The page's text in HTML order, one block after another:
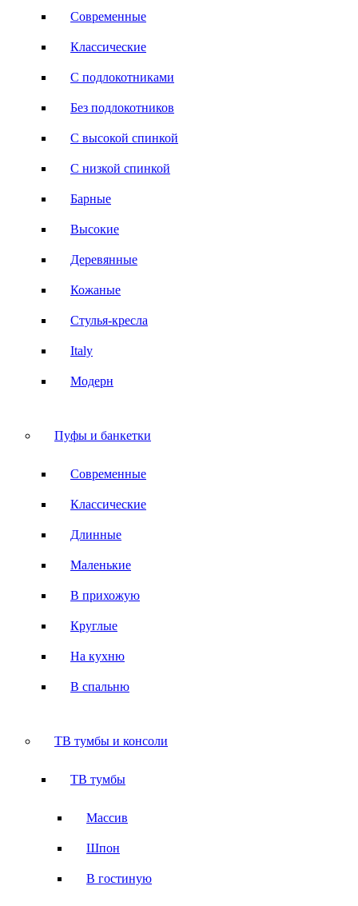
Современные
Классические
С подлокотниками
Без подлокотников
С высокой спинкой
С низкой спинкой
Барные
Высокие
Деревянные
Кожаные
Стулья-кресла
Italy
Модерн
Пуфы и банкетки
Современные
Классические
Длинные
Маленькие
В прихожую
Круглые
На кухню
В спальню
ТВ тумбы и консоли
ТВ тумбы
Массив
Шпон
В гостиную